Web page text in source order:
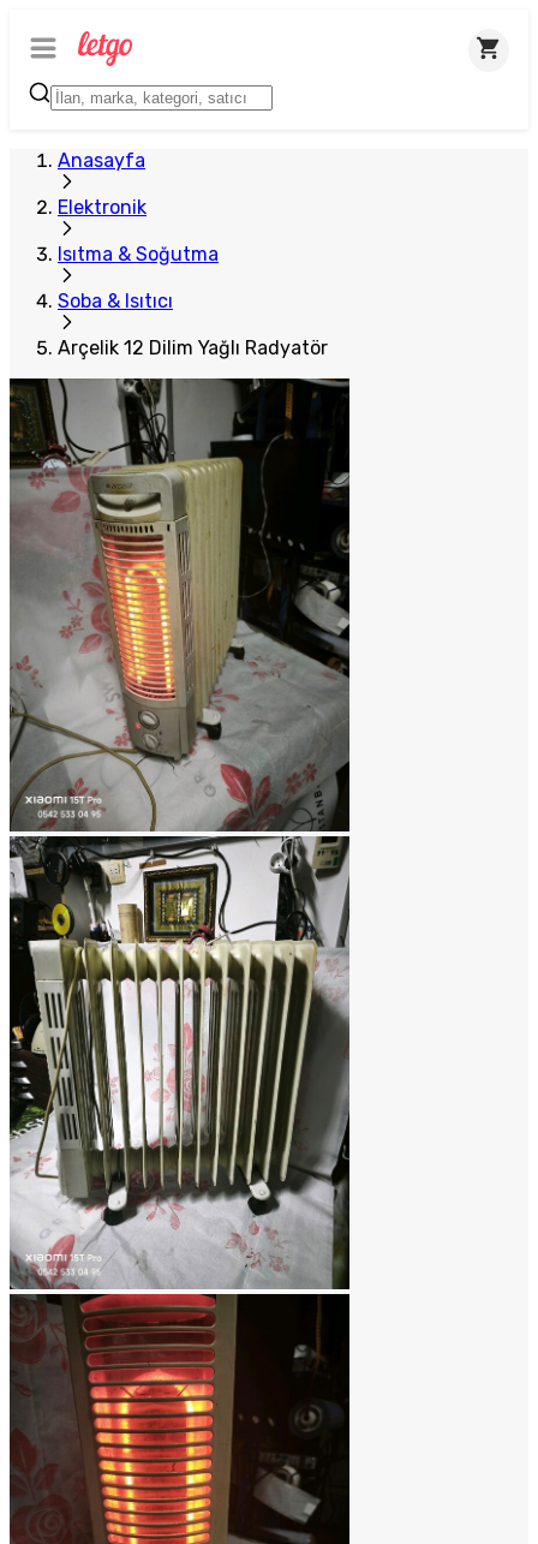
Anasayfa
Elektronik
Isıtma & Soğutma
Soba & Isıtıcı
Arçelik 12 Dilim Yağlı Radyatör
Plus Satıcı